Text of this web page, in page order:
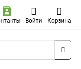
Войти Корзина